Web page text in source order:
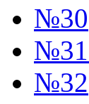
№30
№31
№32